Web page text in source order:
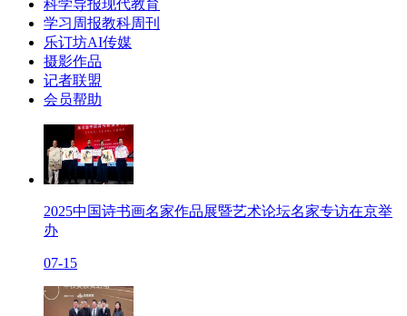
科学导报现代教育
学习周报教科周刊
乐订坊AI传媒
摄影作品
记者联盟
会员帮助
2025中国诗书画名家作品展暨艺术论坛名家专访在京举
办
07-15